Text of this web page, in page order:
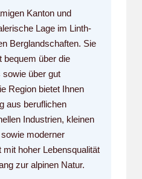
Kanton und
Lage im Linth-
Berglandschaften. Sie
bequem über die
sowie über gut
Region bietet Ihnen
aus beruflichen
Industrien, kleinen
moderner
hoher Lebensqualität
zur alpinen Natur.